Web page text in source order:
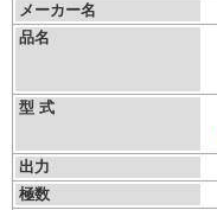
メーカー名
品名
型 式
出力
極数